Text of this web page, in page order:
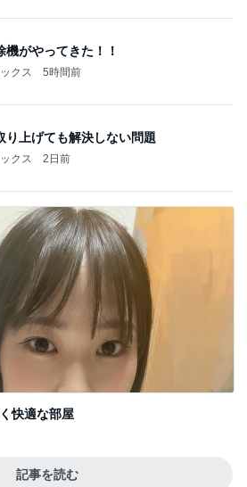
機がやってきた！！
クス 5時間前
り上げても解決しない問題
クス 2日前
快適な部屋
記事を読む